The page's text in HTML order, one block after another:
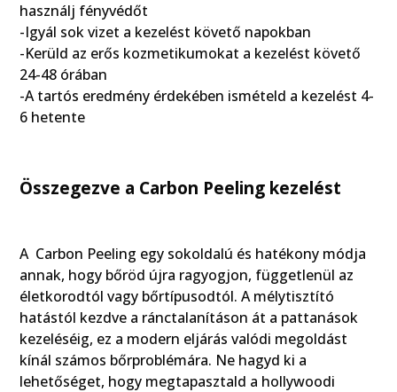
használj fényvédőt
-Igyál sok vizet a kezelést követő napokban
-Kerüld az erős kozmetikumokat a kezelést követő
24-48 órában
-A tartós eredmény érdekében ismételd a kezelést 4-
6 hetente
Összegezve a Carbon Peeling kezelést
A Carbon Peeling egy sokoldalú és hatékony módja
annak, hogy bőröd újra ragyogjon, függetlenül az
életkorodtól vagy bőrtípusodtól. A mélytisztító
hatástól kezdve a ránctalanításon át a pattanások
kezeléséig, ez a modern eljárás valódi megoldást
kínál számos bőrproblémára. Ne hagyd ki a
lehetőséget, hogy megtapasztald a hollywoodi